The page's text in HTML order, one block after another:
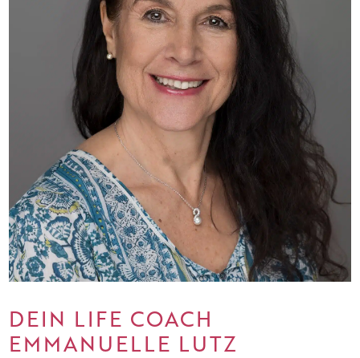
DEIN LIFE COACH
EMMANUELLE LUTZ